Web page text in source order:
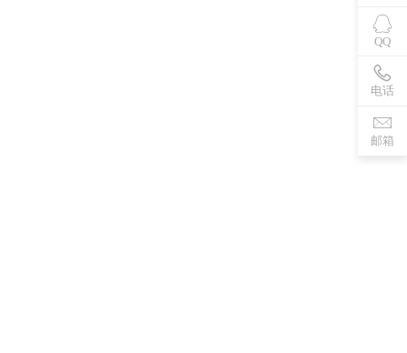
QQ
电话
邮箱